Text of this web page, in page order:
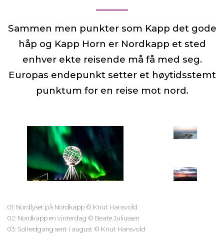
Sammen men punkter som Kapp det gode
håp og Kapp Horn er Nordkapp et sted
enhver ekte reisende må få med seg.
Europas endepunkt setter et høytidsstemt
punktum for en reise mot nord.
01: Nordlyset på Nordkapp © Knut Hansvold
02: Nordkapp en vinterdag © Beate Juliussen
03: Solnedgang sent i august © Knut Hansvold